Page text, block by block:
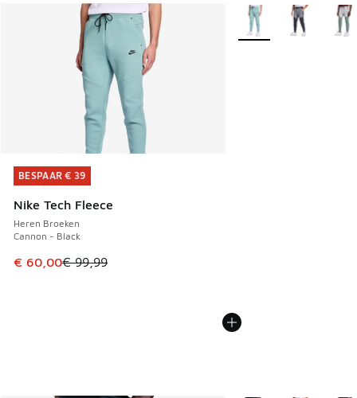
BESPAAR € 39
Nike Tech Fleece
Heren Broeken
Cannon - Black
Dit artikel is in de uitverkoop. Dit artikel is in de
€ 60,00€ 99,99
BESPAAR € 39
Meer kleuren